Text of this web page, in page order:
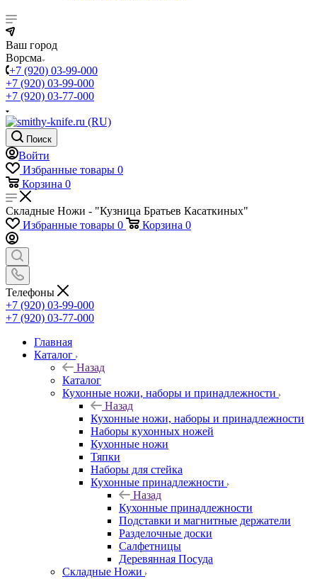
Ваш город
Ворсма
+7 (920) 03-99-000
+7 (920) 03-99-000
+7 (920) 03-77-000
Поиск
Войти
Избранные товары 0
Корзина 0
Складные Ножи - "Кузница Братьев Касаткиных"
Избранные товары 0 Корзина 0
Телефоны
+7 (920) 03-99-000
+7 (920) 03-77-000
Главная
Каталог
Назад
Каталог
Кухонные ножи, наборы и принадлежности
Назад
Кухонные ножи, наборы и принадлежности
Наборы кухонных ножей
Кухонные ножи
Тяпки
Наборы для стейка
Кухонные принадлежности
Назад
Кухонные принадлежности
Подставки и магнитные держатели
Разделочные доски
Салфетницы
Деревянная Посуда
Складные Ножи